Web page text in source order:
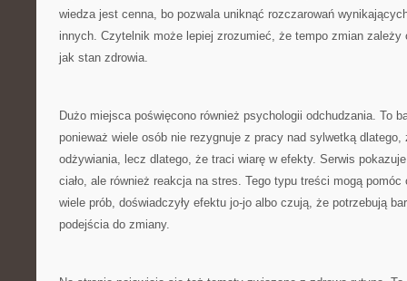
wiedza jest cenna, bo pozwala uniknąć rozczarowań
innych. Czytelnik może lepiej zrozumieć, że tempo zmian zależy
jak stan zdrowia.
Dużo miejsca poświęcono również psychologii odchudzania. To
ponieważ wiele osób nie rezygnuje z pracy nad sylwetką
odżywiania, lecz dlatego, że traci wiarę w efekty. Serwis
ciało, ale również reakcja na stres. Tego typu treści mogą
wiele prób, doświadczyły efektu jo-jo albo czują, że potrzebują
podejścia do zmiany.